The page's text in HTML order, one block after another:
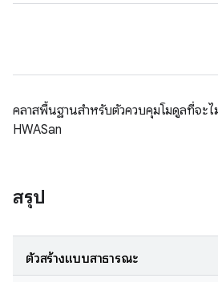
คลาสพื้นฐานสำหรับตัวควบคุมโมดูลที่จะ
HWASan
สรุป
ตัวสร้างแบบสาธารณะ